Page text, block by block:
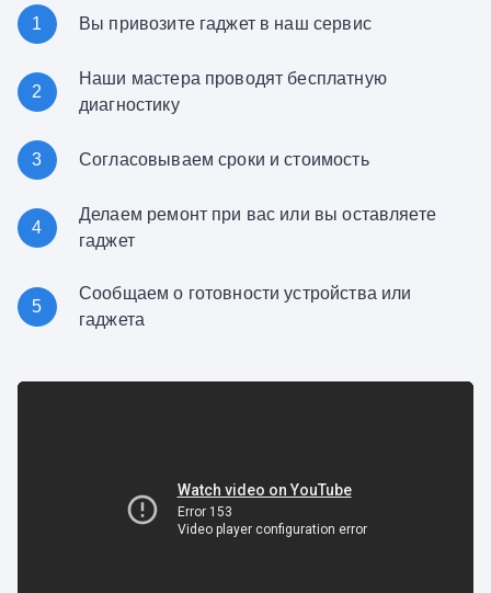
1 Вы привозите гаджет в наш сервис
2
Наши мастера проводят бесплатную
диагностику
3 Согласовываем сроки и стоимость
4
Делаем ремонт при вас или вы оставляете
гаджет
5
Сообщаем о готовности устройства или
гаджета